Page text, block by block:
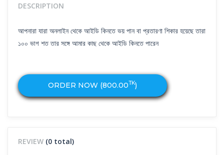
DESCRIPTION
আপনারা যারা অনলাইন থেকে আইডি কিনতে ভয় পান বা প্রতারণা শিকার হয়েছে তারা
১০০ ভাগ শত তার সঙ্গে আমার কাছ থেকে আইডি কিনতে পারেন
ORDER NOW (800.00TK)
REVIEW (0 total)